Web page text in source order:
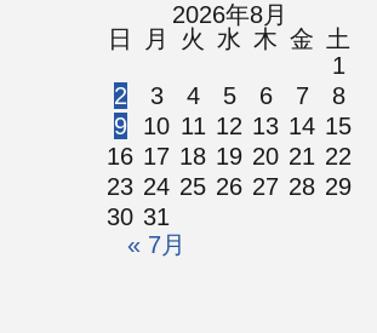
2026年8月
日
月 火 水 木 金 土
« 7月
1
2
3 4 5 6 7
8
9
10 11 12 13 14 15
16 17 18 19 20 21 22
23 24 25 26 27 28 29
30 31